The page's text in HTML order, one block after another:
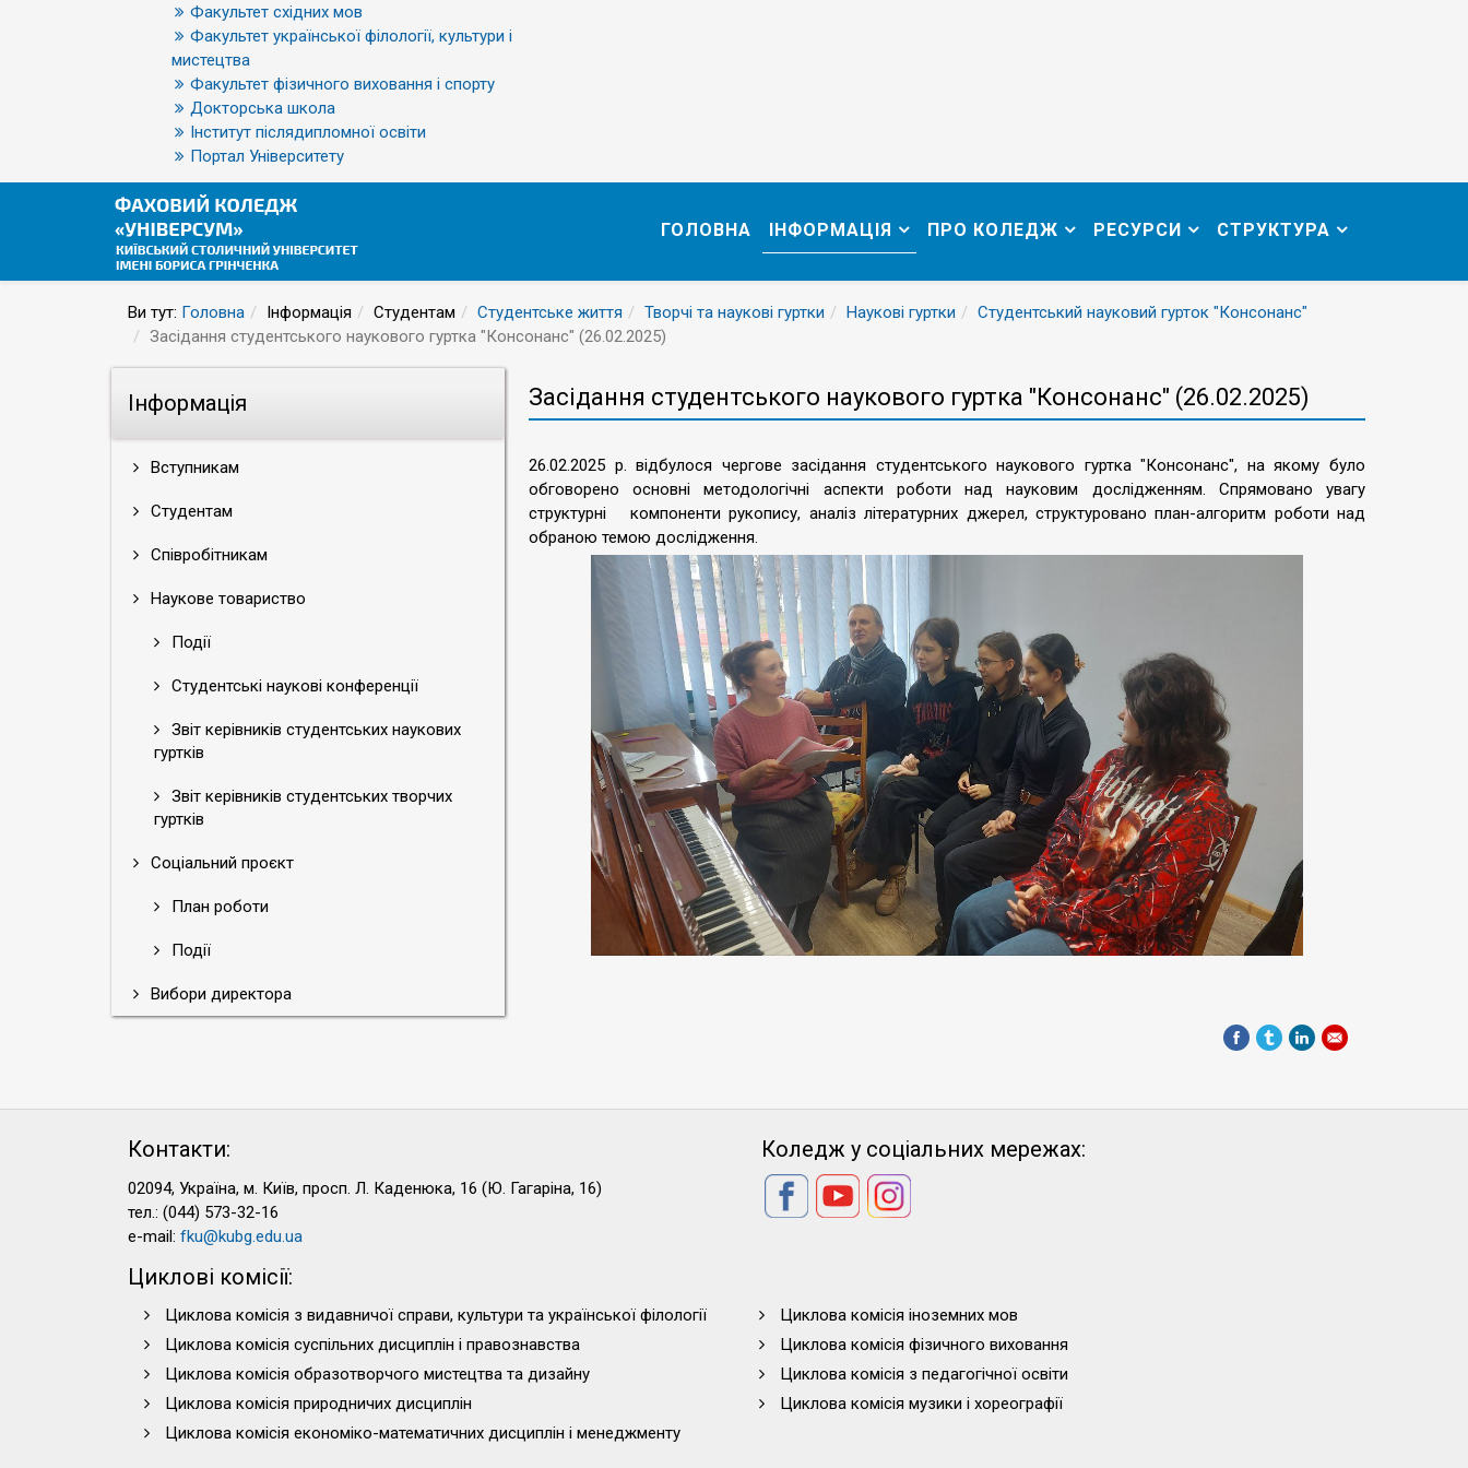
Факультет східних мов
Факультет української філології, культури і
мистецтва
Факультет фізичного виховання і спорту
Докторська школа
Інститут післядипломної освіти
Портал Університету
ГОЛОВНА ІНФОРМАЦІЯ ПРО КОЛЕДЖ РЕСУРСИ СТРУКТУРА
Ви тут: Головна Інформація Студентам Студентське життя Творчі та наукові гуртки Наукові гуртки
Студентський науковий гурток "Консонанс"
Засідання студентського наукового гуртка "Консонанс" (26.02.2025)
Інформація
Вступникам
Студентам
Співробітникам
Наукове товариство
Події
Студентські наукові конференції
Звіт керівників студентських наукових
гуртків
Звіт керівників студентських творчих
гуртків
Соціальний проєкт
План роботи
Події
Вибори директора
Засідання студентського наукового гуртка "Консонанс" (26.02.2025)
26.02.2025 р. відбулося чергове засідання студентського наукового гуртка "Консонанс", на якому було
обговорено основні методологічні аспекти роботи над науковим дослідженням. Спрямовано увагу
структурні компоненти рукопису, аналіз літературних джерел, структуровано план-алгоритм роботи над
обраною темою дослідження.
Контакти:
02094, Україна, м. Київ, просп. Л. Каденюка, 16 (Ю. Гагаріна, 16)
тел.: (044) 573-32-16
e-mail: fku@kubg.edu.ua
Коледж у соціальних мережах:
Циклові комісії:
Циклова комісія з видавничої справи, культури та української філології
Циклова комісія іноземних мов
Циклова комісія суспільних дисциплін і правознавства
Циклова комісія фізичного виховання
Циклова комісія образотворчого мистецтва та дизайну
Циклова комісія з педагогічної освіти
Циклова комісія природничих дисциплін
Циклова комісія музики і хореографії
Циклова комісія економіко-математичних дисциплін і менеджменту